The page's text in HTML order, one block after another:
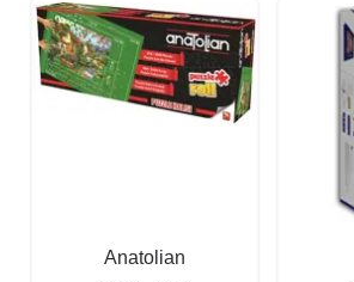
Anatolian